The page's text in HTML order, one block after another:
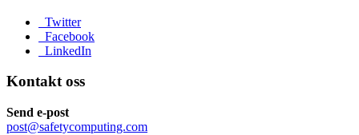
Twitter
Facebook
LinkedIn
Kontakt oss
Send e-post
post@safetycomputing.com